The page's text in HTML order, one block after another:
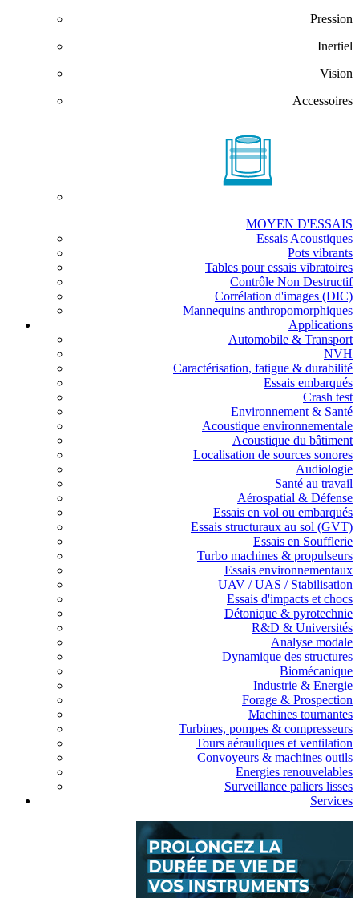
Pression
Inertiel
Vision
Accessoires
MOYEN D'ESSAIS
Essais Acoustiques
Pots vibrants
Tables pour essais vibratoires
Contrôle Non Destructif
Corrélation d'images (DIC)
Mannequins anthropomorphiques
Applications
Automobile & Transport
NVH
Caractérisation, fatigue & durabilité
Essais embarqués
Crash test
Environnement & Santé
Acoustique environnementale
Acoustique du bâtiment
Localisation de sources sonores
Audiologie
Santé au travail
Aérospatial & Défense
Essais en vol ou embarqués
Essais structuraux au sol (GVT)
Essais en Soufflerie
Turbo machines & propulseurs
Essais environnementaux
UAV / UAS / Stabilisation
Essais d'impacts et chocs
Détonique & pyrotechnie
R&D & Universités
Analyse modale
Dynamique des structures
Biomécanique
Industrie & Energie
Forage & Prospection
Machines tournantes
Turbines, pompes & compresseurs
Tours aérauliques et ventilation
Convoyeurs & machines outils
Energies renouvelables
Surveillance paliers lisses
Services